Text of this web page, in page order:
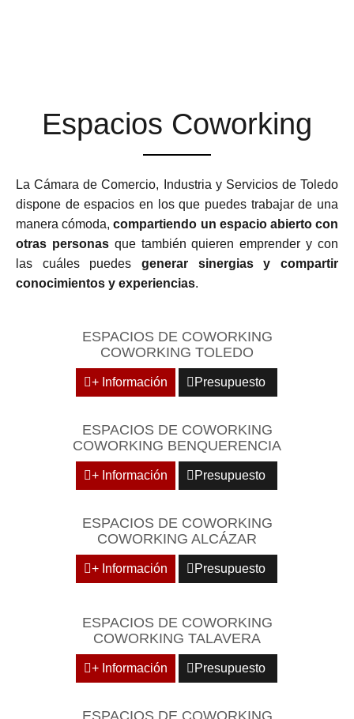
Espacios Coworking
La Cámara de Comercio, Industria y Servicios de Toledo
dispone de espacios en los que puedes trabajar de una
manera cómoda,compartiendo un espacio abierto con
otras personasque también quieren emprender y con
las cuáles puedes generar sinergias y compartir
conocimientos y experiencias.
ESPACIOS DE COWORKING
COWORKING TOLEDO
+ Información Presupuesto
ESPACIOS DE COWORKING
COWORKING BENQUERENCIA
+ Información Presupuesto
ESPACIOS DE COWORKING
COWORKING ALCÁZAR
+ Información Presupuesto
ESPACIOS DE COWORKING
COWORKING TALAVERA
+ Información Presupuesto